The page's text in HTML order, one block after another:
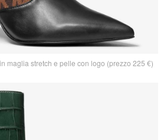
maglia stretch e pelle con logo (prezzo 225 €)